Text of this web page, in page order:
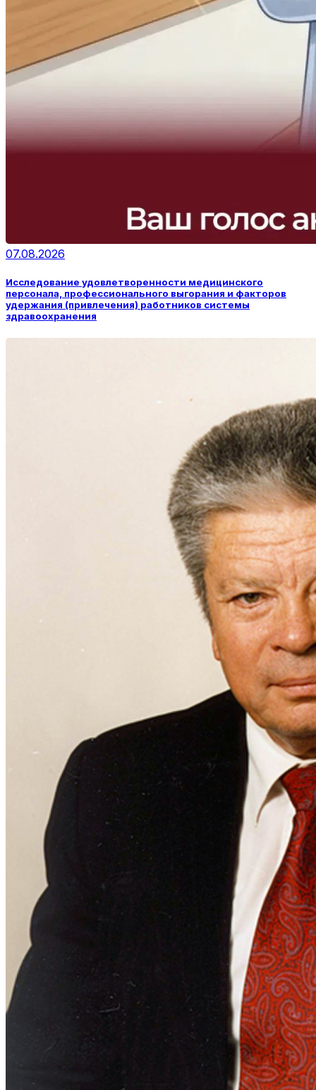
07.08.2026
Исследование удовлетворенности медицинского
персонала, профессионального выгорания и факторов
удержания (привлечения) работников системы
здравоохранения